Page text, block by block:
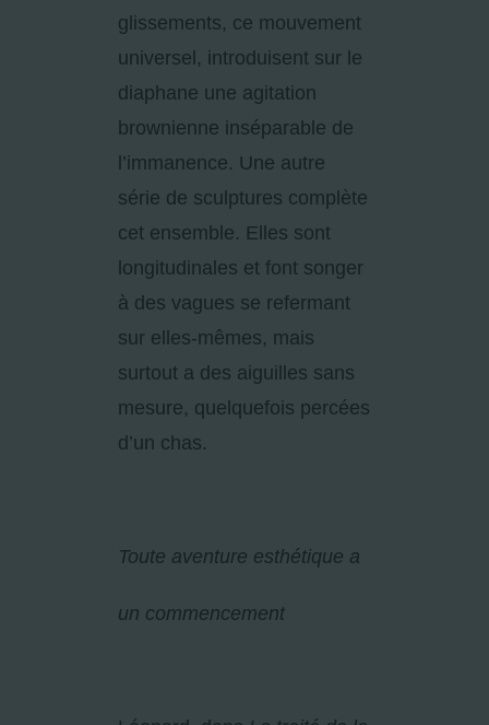
glissements, ce mouvement
universel, introduisent sur le
diaphane une agitation
brownienne inséparable de
l’immanence. Une autre
série de sculptures complète
cet ensemble. Elles sont
longitudinales et font songer
à des vagues se refermant
sur elles-mêmes, mais
surtout a des aiguilles sans
mesure, quelquefois percées
d’un chas.
Toute aventure esthétique a
un commencement